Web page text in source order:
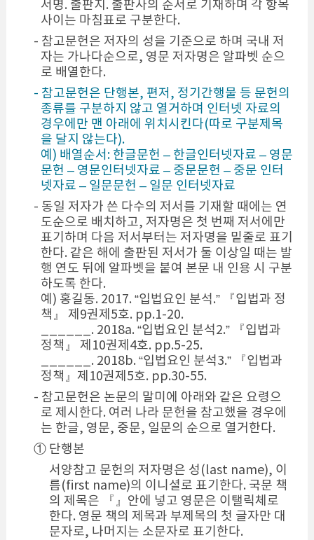
서명. 출판지. 출판사의 순서로 기재하며 각 항목
사이는 마침표로 구분한다.
- 참고문헌은 저자의 성을 기준으로 하며 국내 저
자는 가나다순으로, 영문 저자명은 알파벳 순으
로 배열한다.
- 참고문헌은 단행본, 편저, 정기간행물 등 문헌의
종류를 구분하지 않고 열거하며 인터넷 자료의
경우에만 맨 아래에 위치시킨다(따로 구분제목
을 달지 않는다).
예) 배열순서: 한글문헌 – 한글인터넷자료 – 영문
문헌 – 영문인터넷자료 – 중문문헌 – 중문 인터
넷자료 – 일문문헌 – 일문 인터넷자료
- 동일 저자가 쓴 다수의 저서를 기재할 때에는 연
도순으로 배치하고, 저자명은 첫 번째 저서에만
표기하며 다음 저서부터는 저자명을 밑줄로 표기
한다. 같은 해에 출판된 저서가 둘 이상일 때는 발
행 연도 뒤에 알파벳을 붙여 본문 내 인용 시 구분
하도록 한다.
예) 홍길동. 2017. “입법요인 분석.” 『입법과 정
책』 제9권제5호. pp.1-20.
______. 2018a. “입법요인 분석2.” 『입법과
정책』 제10권제4호. pp.5-25.
______. 2018b. “입법요인 분석3.” 『입법과
정책』제10권제5호. pp.30-55.
- 참고문헌은 논문의 말미에 아래와 같은 요령으
로 제시한다. 여러 나라 문헌을 참고했을 경우에
는 한글, 영문, 중문, 일문의 순으로 열거한다.
① 단행본
서양참고 문헌의 저자명은 성(last name), 이
름(first name)의 이니셜로 표기한다. 국문 책
의 제목은 『』안에 넣고 영문은 이탤릭체로
한다. 영문 책의 제목과 부제목의 첫 글자만 대
문자로, 나머지는 소문자로 표기한다.